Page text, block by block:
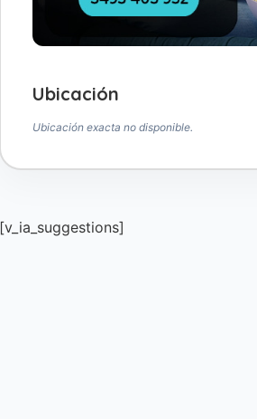
Ubicación
Ubicación exacta no disponible.
[v_ia_suggestions]